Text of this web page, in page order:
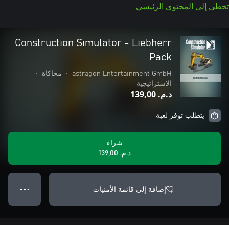
تخطي إلى المحتوى الرئيسي
Construction Simulator - Liebherr
Pack
astragon Entertainment GmbH
• محاكاة
•
الاستراتيجية
د.م.‏ 139,00
يتطلب توفر لعبة
شراء
د.م.‏ 139,00
إضافة إلى قائمة الأمنيات ● ● ●